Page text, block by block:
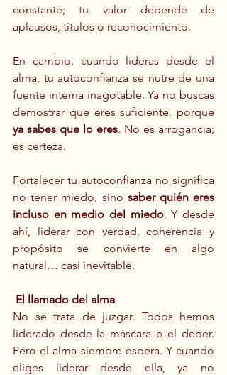
constante; tu valor depende de
aplausos, títulos o reconocimiento.
En cambio, cuando lideras desde el
alma, tu autoconfianza se nutre de una
fuente interna inagotable. Ya no buscas
ya sabes que lo eres. No es arrogancia;
es certeza.
Fortalecer tu autoconfianza no significa
no tener miedo, sino saber quién eres
incluso en medio del miedo. Y desde
ahí, liderar con verdad, coherencia y
propósito se convierte en algo
natural… casi inevitable.
El llamado del alma
No se trata de juzgar. Todos hemos
liderado desde la máscara o el deber.
Pero el alma siempre espera. Y cuando
eliges liderar desde ella, ya no